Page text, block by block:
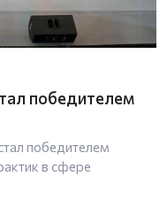
победителем
победителем
в сфере